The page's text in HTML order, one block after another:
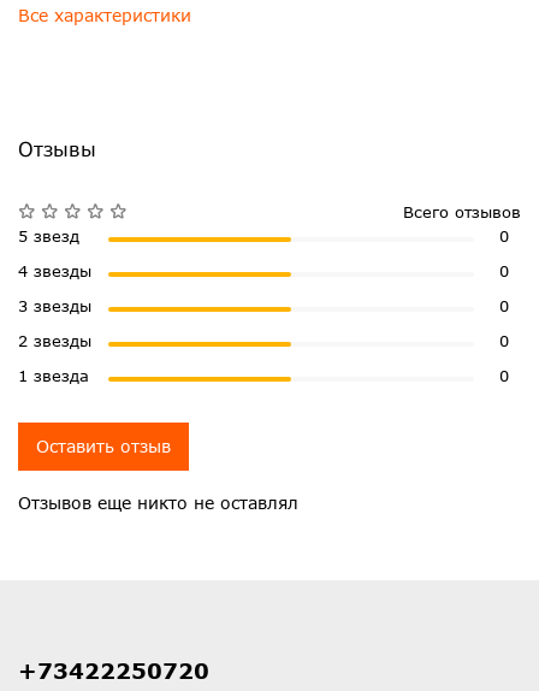
Все характеристики
Отзывы
Отзывов еще никто не оставлял
Всего отзывов
5 звезд
0
4 звезды
0
3 звезды
0
2 звезды
0
1 звезда
0
Оставить отзыв
+73422250720